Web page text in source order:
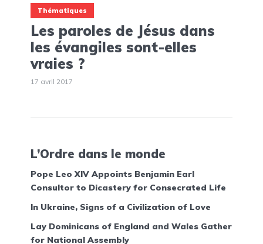
Thématiques
Les paroles de Jésus dans
les évangiles sont-elles
vraies ?
17 avril 2017
L’Ordre dans le monde
Pope Leo XIV Appoints Benjamin Earl
Consultor to Dicastery for Consecrated Life
In Ukraine, Signs of a Civilization of Love
Lay Dominicans of England and Wales Gather
for National Assembly